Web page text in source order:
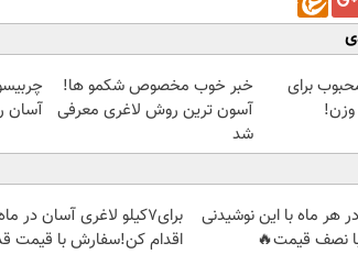
برای
وزن!
خبر خوب مخصوص شکمو ها!
آسون ترین روش لاغری معرفی
شد
آسان
در هر ماه با این نوشیدنی
نصف قیمت🔥
برای7کیلو لاغری آسان در
اقدام کن!سفارش با قیمت